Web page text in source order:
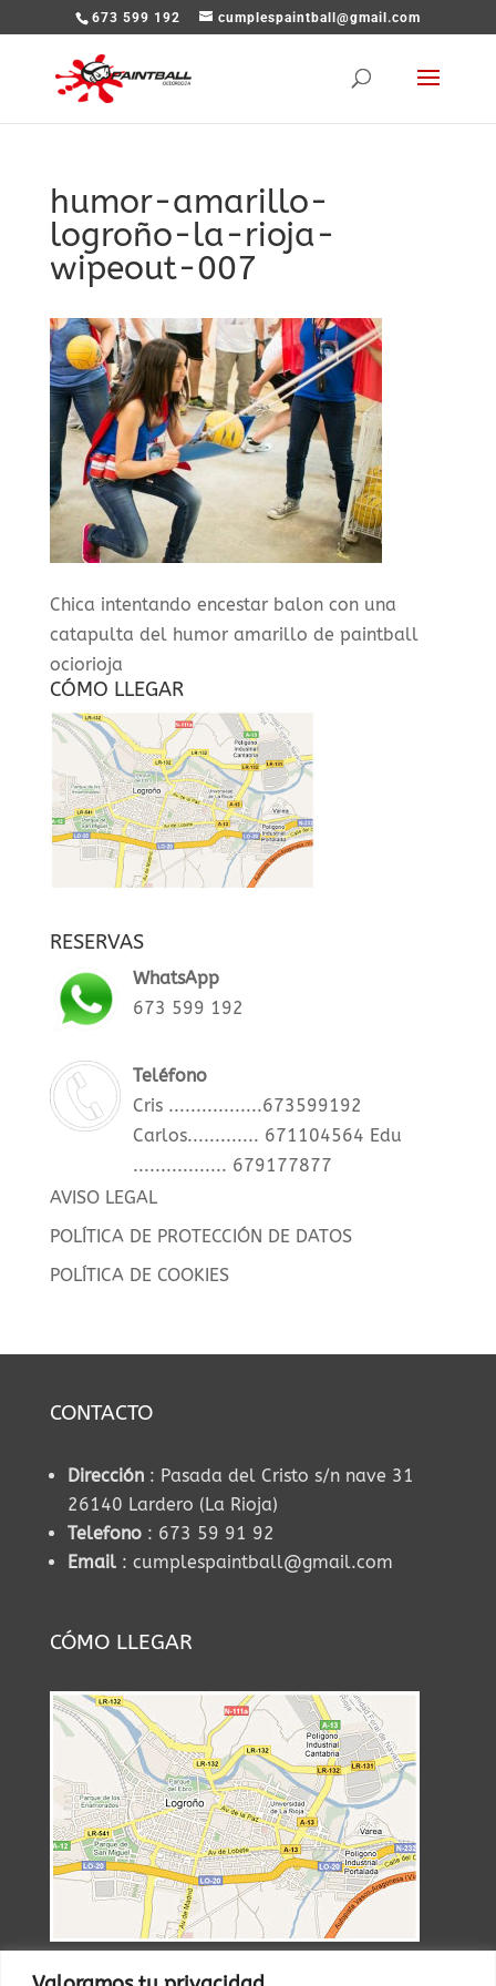
673 599 192 cumplespaintball@gmail.com
humor-amarillo-
logroño-la-rioja-
wipeout-007
Chica intentando encestar balon con una
catapulta del humor amarillo de paintball
ociorioja
CÓMO LLEGAR
RESERVAS
WhatsApp
673 599 192
Teléfono
Cris .................673599192
Carlos............. 671104564 Edu
................. 679177877
AVISO LEGAL
POLÍTICA DE PROTECCIÓN DE DATOS
POLÍTICA DE COOKIES
CONTACTO
Dirección : Pasada del Cristo s/n nave 31
26140 Lardero (La Rioja)
Telefono : 673 59 91 92
Email : cumplespaintball@gmail.com
CÓMO LLEGAR